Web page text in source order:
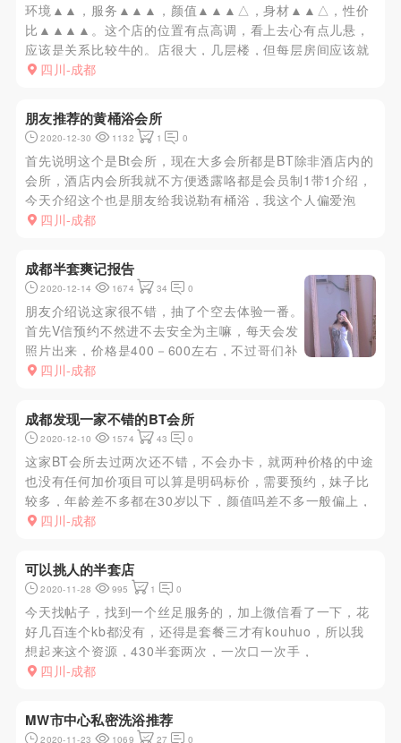
环境▲▲，服务▲▲▲，颜值▲▲▲△，身材▲▲△，性价
比▲▲▲▲。这个店的位置有点高调，看上去心有点儿悬，
应该是关系比较牛的。店很大，几层楼，但每层房间应该就
几个。进门感觉就是不正规的店，房间设施比较一般，比较
次性的毛巾要付费20...
四川-成都
朋友推荐的黄桶浴会所
2020-12-30 1132 1 0
首先说明这个是Bt会所，现在大多会所都是BT除非酒店内的
会所，酒店内会所我就不方便透露咯都是会员制1带1介绍，
今天介绍这个也是朋友给我说勒有桶浴，我这个人偏爱泡
澡，就来体验下。根据朋友的描述，我来到了金府机电城。
据朋友的描述直接...
四川-成都
成都半套爽记报告
2020-12-14 1674 34 0
朋友介绍说这家很不错，抽了个空去体验一番。
首先V信预约不然进不去安全为主嘛，每天会发
照片出来，价格是400－600左右，不过哥们补
了个全的。服务还行，三种套餐随你选，莞式服
里】【免费配丝袜诱惑！制服诱惑！】【服务流
程饱满，90分钟绝对做满...
四川-成都
成都发现一家不错的BT会所
2020-12-10 1574 43 0
这家BT会所去过两次还不错，不会办卡，就两种价格的中途
也没有任何加价项目可以算是明码标价，需要预约，妹子比
较多，年龄差不多都在30岁以下，颜值吗差不多一般偏上，
反正这家去了都可以现场选，妹子都还算比较主动善聊，这
酒店改造的，下面...
四川-成都
可以挑人的半套店
2020-11-28 995 1 0
今天找帖子，找到一个丝足服务的，加上微信看了一下，花
好几百连个kb都没有，还得是套餐三才有kouhuo，所以我
想起来这个资源，430半套两次，一次口一次手，
xiongtuidulong龙吸水都有，最最人性化的地方是可以挑
狼友注意...
四川-成都
MW市中心私密洗浴推荐
2020-11-23 1069 27 0